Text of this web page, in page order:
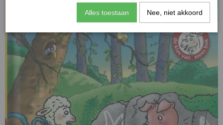
Alles toestaan Nee, niet akkoord